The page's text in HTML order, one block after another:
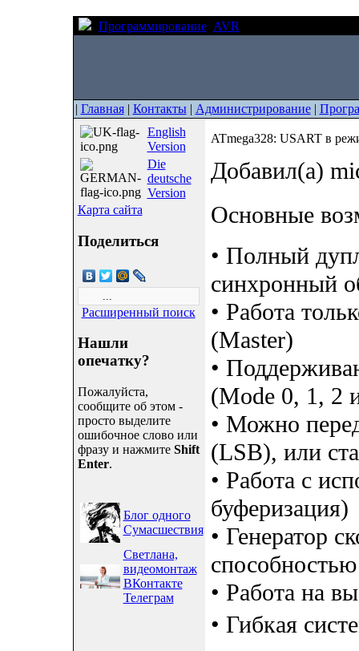
Программирование AVR
| Главная| Контакты| Администрирование|
English
Version
Die
deutsche
Version
Карта сайта
Поделиться
Расширенный поиск
Нашли
опечатку?
Пожалуйста,
сообщите об этом -
просто выделите
ошибочное слово или
фразу и нажмите Shift
Enter.
Блог одного
Сумасшествия
Светлана,
видеомонтаж
ВКонтакте
Телеграм
ATmega328: USART в
Добавил(а)
Основные
• Полный
синхронный
• Работа
(Master)
•
(Mode 0, 1, 2
• Можно
(LSB), или
• Работа с
буферизация)
• Генератор
способностью
• Работа на
• Гибкая